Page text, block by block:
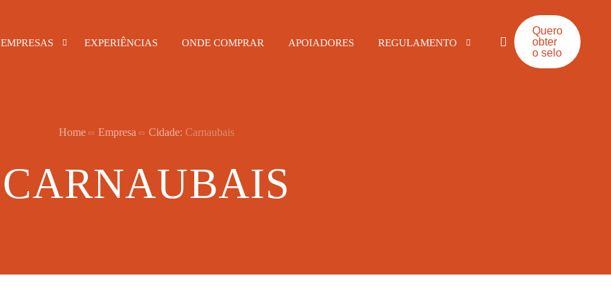
EMPRESAS
Hotelaria
EXPERIÊNCIAS ONDE COMPRAR APOIADORES REGULAMENTO
Quero
obter
o selo
Home Empresa Cidade: Carnaubais
CARNAUBAIS